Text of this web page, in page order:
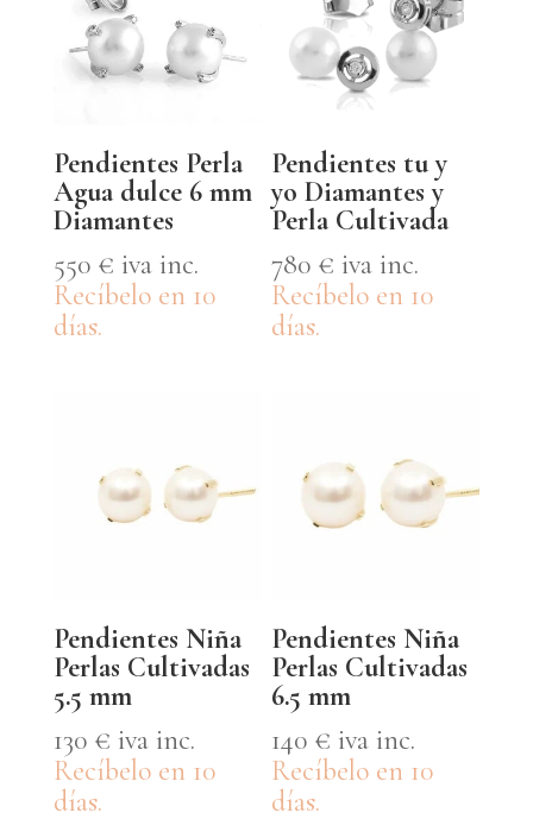
Pendientes Perla
Agua dulce 6 mm
Diamantes
550 € iva inc.
Recíbelo en 10
días.
Pendientes tu y
yo Diamantes y
Perla Cultivada
780 € iva inc.
Recíbelo en 10
días.
Pendientes Niña
Perlas Cultivadas
5.5 mm
130 € iva inc.
Recíbelo en 10
días.
Pendientes Niña
Perlas Cultivadas
6.5 mm
140 € iva inc.
Recíbelo en 10
días.